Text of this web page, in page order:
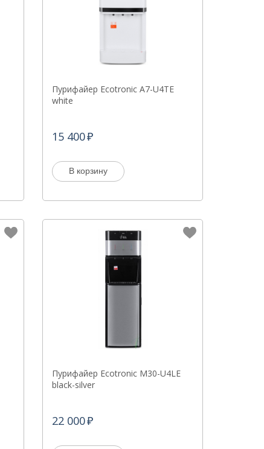
Пурифайер Ecotronic A7-U4TE
white
15 400
В корзину
Пурифайер Ecotronic M30-U4LE
black-silver
22 000